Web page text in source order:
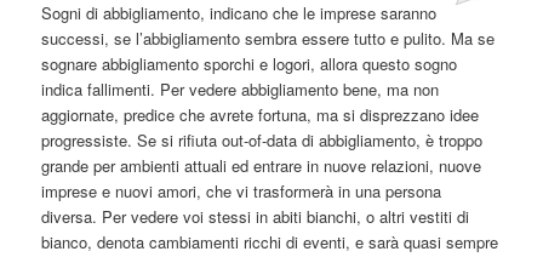
Sogni di abbigliamento, indicano che le imprese saranno
successi, se l’abbigliamento sembraessere tutto e pulito. Ma se
sognare abbigliamento sporchi e logori, allora questo sogno
indica fallimenti. Per vedere abbigliamento bene, ma non
aggiornate, predice che avrete fortuna, ma si disprezzano idee
progressiste. Se si rifiuta out-of-data di abbigliamento, è troppo
grande per ambienti attuali ed entrare in nuove relazioni, nuove
imprese e nuovi amori, che vi trasformerà in una persona
diversa. Per vedere voi stessi in abiti bianchi, o altri vestiti di
bianco, denota cambiamenti ricchi di eventi, e sarà quasi sempre